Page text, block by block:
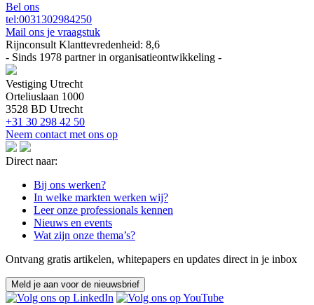
Bel ons
tel:0031302984250
Mail ons je vraagstuk
Rijnconsult Klanttevredenheid: 8,6
- Sinds 1978 partner in organisatieontwikkeling -
Vestiging Utrecht
Orteliuslaan 1000
3528 BD Utrecht
+31 30 298 42 50
Neem contact met ons op
Direct naar:
Bij ons werken?
In welke markten werken wij?
Leer onze professionals kennen
Nieuws en events
Wat zijn onze thema’s?
Ontvang gratis artikelen, whitepapers en updates direct in je inbox
Meld je aan voor de nieuwsbrief